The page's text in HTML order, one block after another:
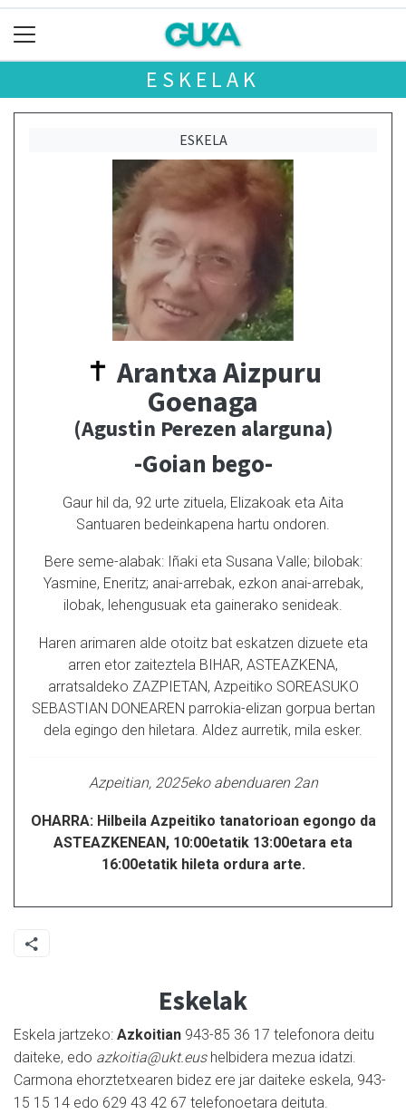
ESKELAK
ESKELA
Arantxa Aizpuru
Goenaga
(Agustin Perezen alarguna)
-Goian bego-
Gaur hil da, 92 urte zituela, Elizakoak eta Aita
Santuaren bedeinkapena hartu ondoren.
Bere seme-alabak: Iñaki eta Susana Valle; bilobak:
Yasmine, Eneritz; anai-arrebak, ezkon anai-arrebak,
ilobak, lehengusuak eta gainerako senideak.
Haren arimaren alde otoitz bat eskatzen dizuete eta
arren etor zaiteztela BIHAR, ASTEAZKENA,
arratsaldeko ZAZPIETAN, Azpeitiko SOREASUKO
SEBASTIAN DONEAREN parrokia-elizan gorpua bertan
dela egingo den hiletara. Aldez aurretik, mila esker.
Azpeitian, 2025eko abenduaren 2an
OHARRA: Hilbeila Azpeitiko tanatorioan egongo da
ASTEAZKENEAN, 10:00etatik 13:00etara eta
16:00etatik hileta ordura arte.
Eskelak
Eskela jartzeko: Azkoitian 943-85 36 17 telefonora deitu
daiteke, edo azkoitia@ukt.eushelbidera mezua idatzi.
Carmona ehorztetxearen bidez ere jar daiteke eskela, 943-
15 15 14 edo 629 43 42 67 telefonoetara deituta.